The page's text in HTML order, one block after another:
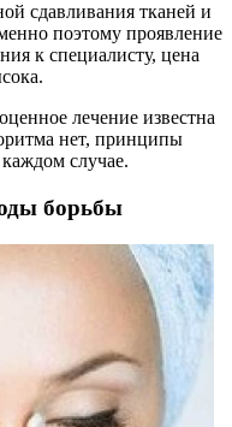
сдавливания тканей и
поэтому проявление
к специалисту, цена
лечение известна
нет, принципы
случае.
борьбы